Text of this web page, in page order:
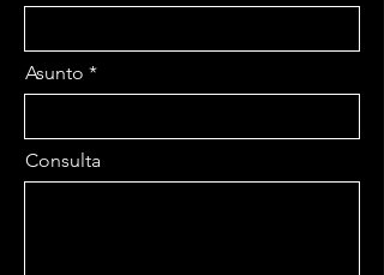
Asunto
Consulta